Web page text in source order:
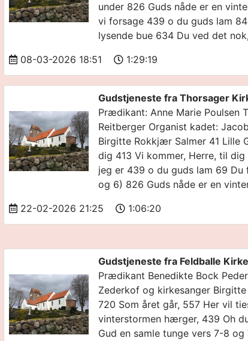
under 826 Guds nåde er en
vi forsage 439 o du guds lam
lysende bue 634 Du ved det
08-03-2026 18:51 1:29:19
Gudstjeneste fra Thorsager
Prædikant: Anne Marie Poulsen
Reitberger Organist kadet:
Birgitte Rokkjær Salmer 41 Lille
dig 413 Vi kommer, Herre, til
jeg er 439 o du guds lam 69
og 6) 826 Guds nåde er en
22-02-2026 21:25 1:06:20
Gudstjeneste fra Feldballe
Prædikant Benedikte Bock
Zederkof og kirkesanger
720 Som året går, 557 Her vil
vinterstormen hærger, 439 Oh
Gud en samle tunge vers 7-8